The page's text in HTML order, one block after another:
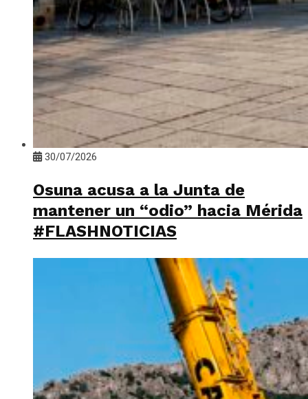
30/07/2026
Osuna acusa a la Junta de
mantener un “odio” hacia Mérida
#FLASHNOTICIAS